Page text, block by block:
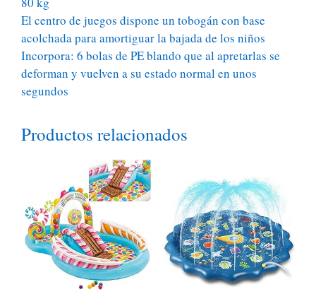
El centro de juegos dispone un tobogán con base
acolchada para amortiguar la bajada de los niños
Incorpora: 6 bolas de PE blando que al apretarlas se
deforman y vuelven a su estado normal en unos
segundos
Productos relacionados